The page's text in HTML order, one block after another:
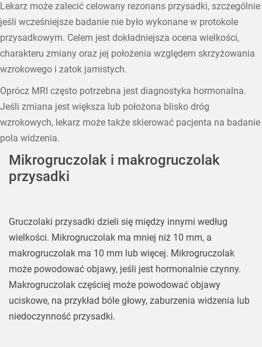
Lekarz może zalecić celowany rezonans przysadki, szczególnie
jeśli wcześniejsze badanie nie było wykonane w protokole
przysadkowym. Celem jest dokładniejsza ocena wielkości,
charakteru zmiany oraz jej położenia względem skrzyżowania
wzrokowego i zatok jamistych.
Oprócz MRI często potrzebna jest diagnostyka hormonalna.
Jeśli zmiana jest większa lub położona blisko dróg
wzrokowych, lekarz może także skierować pacjenta na badanie
pola widzenia.
Mikrogruczolak i makrogruczolak
przysadki
Gruczolaki przysadki dzieli się między innymi według
wielkości. Mikrogruczolak ma mniej niż 10 mm, a
makrogruczolak ma 10 mm lub więcej. Mikrogruczolak
może powodować objawy, jeśli jest hormonalnie czynny.
Makrogruczolak częściej może powodować objawy
uciskowe, na przykład bóle głowy, zaburzenia widzenia lub
niedoczynność przysadki.